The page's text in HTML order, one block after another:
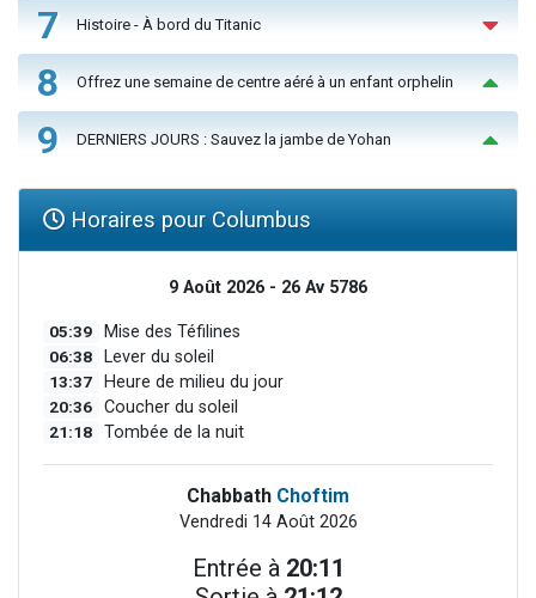
7 Histoire - À bord du Titanic
8 Offrez une semaine de centre aéré à un enfant orphelin
9 DERNIERS JOURS : Sauvez la jambe de Yohan
Horaires pour Columbus
9 Août 2026 - 26 Av 5786
05:39 Mise des Téfilines
06:38 Lever du soleil
13:37 Heure de milieu du jour
20:36 Coucher du soleil
21:18 Tombée de la nuit
Chabbath Choftim
Vendredi 14 Août 2026
Entrée à 20:11